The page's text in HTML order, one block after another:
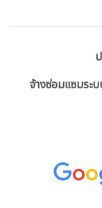
จ้างซ่อมแซมระ